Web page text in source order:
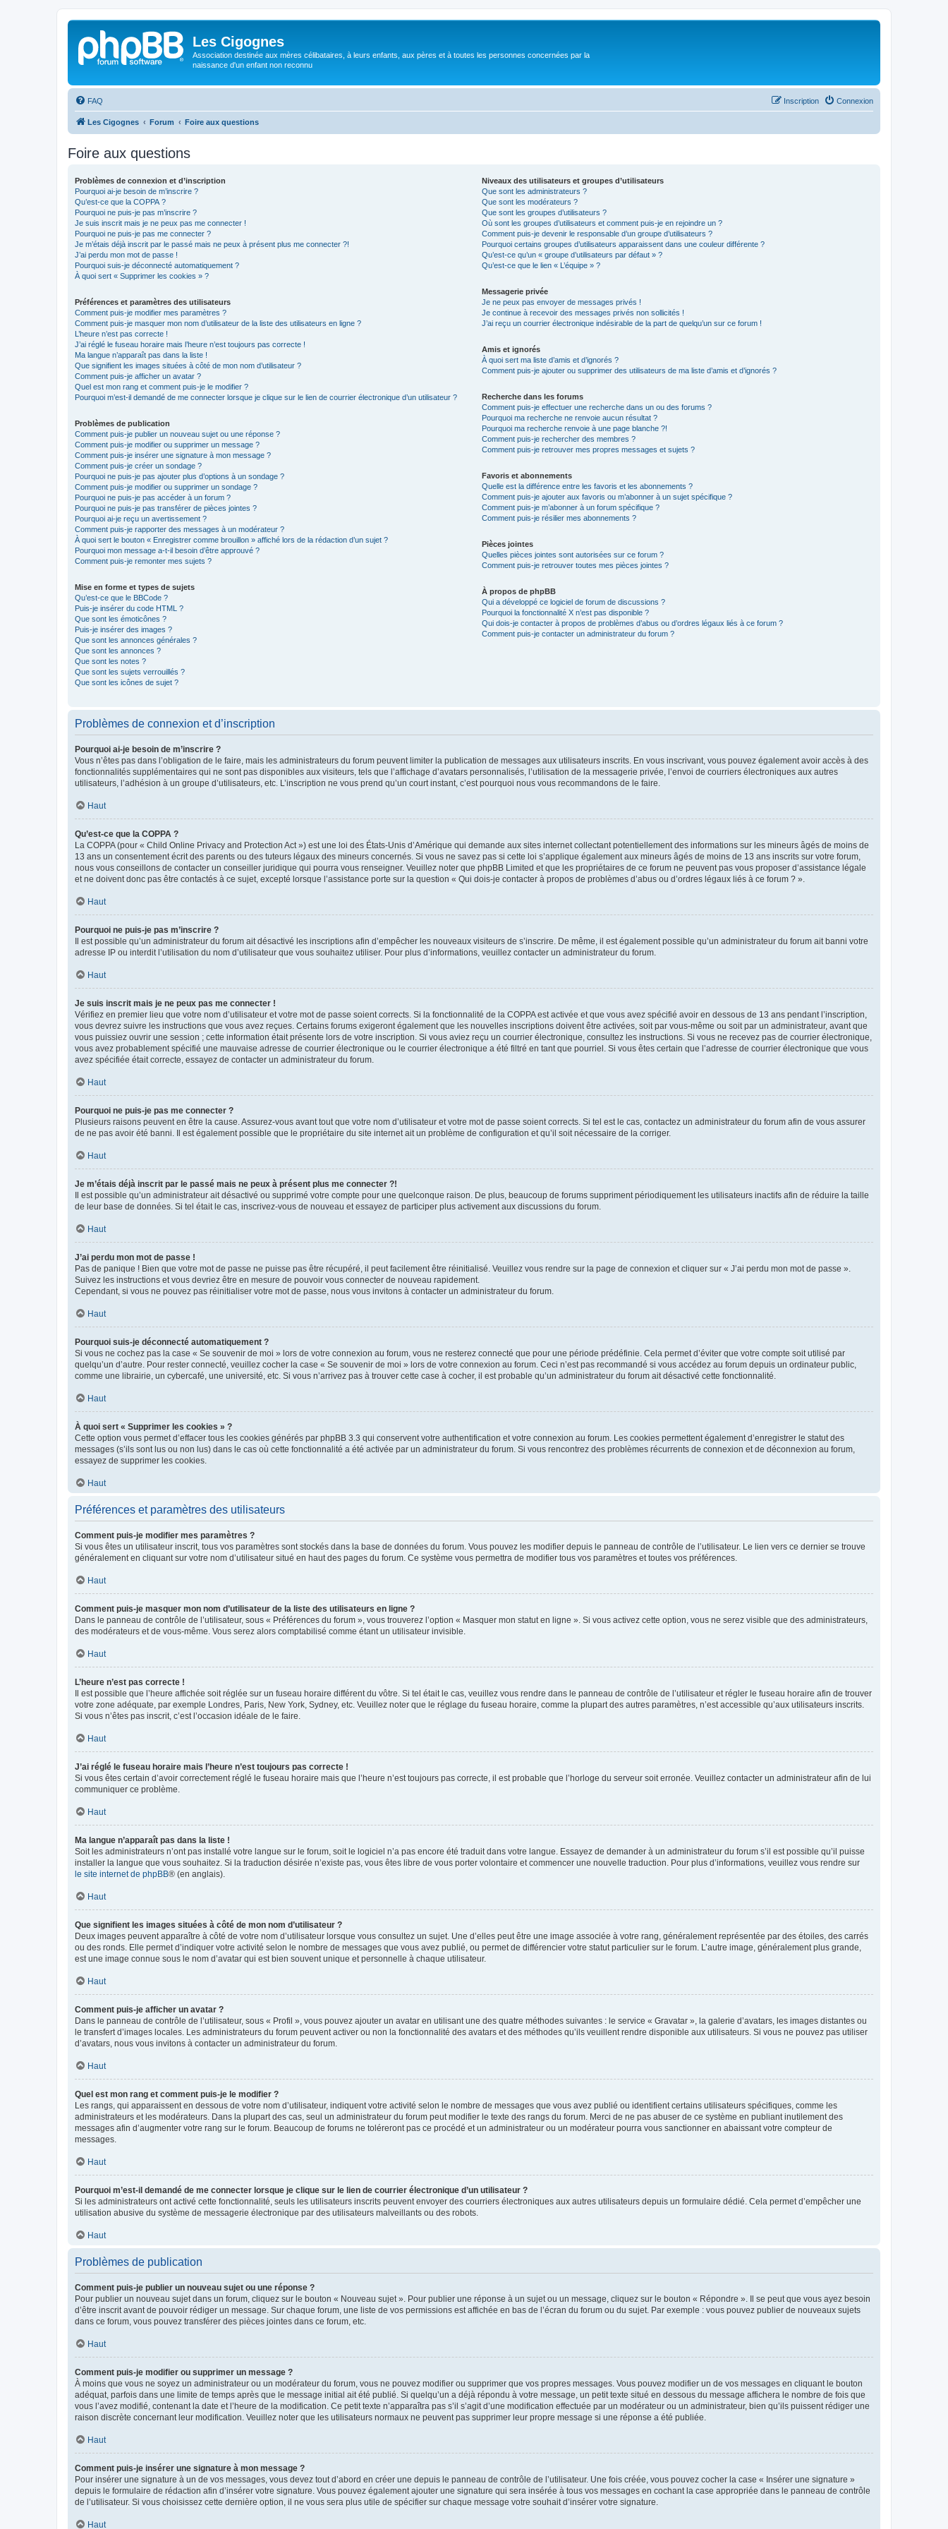
Les Cigognes
Association destinée aux mères célibataires, à leurs enfants, aux pères et à toutes les personnes concernées par la
naissance d'un enfant non reconnu
FAQ Connexion
Inscription
Les Cigognes Forum Foire aux questions
Foire aux questions
Problèmes de connexion et d’inscription
Pourquoi ai-je besoin de m’inscrire ?
Qu’est-ce que la COPPA ?
Pourquoi ne puis-je pas m’inscrire ?
Je suis inscrit mais je ne peux pas me connecter !
Pourquoi ne puis-je pas me connecter ?
Je m’étais déjà inscrit par le passé mais ne peux à présent plus me connecter ?!
J’ai perdu mon mot de passe !
Pourquoi suis-je déconnecté automatiquement ?
À quoi sert « Supprimer les cookies » ?
Préférences et paramètres des utilisateurs
Comment puis-je modifier mes paramètres ?
Comment puis-je masquer mon nom d’utilisateur de la liste des utilisateurs en ligne ?
L’heure n’est pas correcte !
J’ai réglé le fuseau horaire mais l’heure n’est toujours pas correcte !
Ma langue n’apparaît pas dans la liste !
Que signifient les images situées à côté de mon nom d’utilisateur ?
Comment puis-je afficher un avatar ?
Quel est mon rang et comment puis-je le modifier ?
Pourquoi m’est-il demandé de me connecter lorsque je clique sur le lien de courrier électronique d’un utilisateur ?
Problèmes de publication
Comment puis-je publier un nouveau sujet ou une réponse ?
Comment puis-je modifier ou supprimer un message ?
Comment puis-je insérer une signature à mon message ?
Comment puis-je créer un sondage ?
Pourquoi ne puis-je pas ajouter plus d’options à un sondage ?
Comment puis-je modifier ou supprimer un sondage ?
Pourquoi ne puis-je pas accéder à un forum ?
Pourquoi ne puis-je pas transférer de pièces jointes ?
Pourquoi ai-je reçu un avertissement ?
Comment puis-je rapporter des messages à un modérateur ?
À quoi sert le bouton « Enregistrer comme brouillon » affiché lors de la rédaction d’un sujet ?
Pourquoi mon message a-t-il besoin d’être approuvé ?
Comment puis-je remonter mes sujets ?
Mise en forme et types de sujets
Qu’est-ce que le BBCode ?
Puis-je insérer du code HTML ?
Que sont les émoticônes ?
Puis-je insérer des images ?
Que sont les annonces générales ?
Que sont les annonces ?
Que sont les notes ?
Que sont les sujets verrouillés ?
Que sont les icônes de sujet ?
Niveaux des utilisateurs et groupes d’utilisateurs
Que sont les administrateurs ?
Que sont les modérateurs ?
Que sont les groupes d’utilisateurs ?
Où sont les groupes d’utilisateurs et comment puis-je en rejoindre un ?
Comment puis-je devenir le responsable d’un groupe d’utilisateurs ?
Pourquoi certains groupes d’utilisateurs apparaissent dans une couleur différente ?
Qu’est-ce qu’un « groupe d’utilisateurs par défaut » ?
Qu’est-ce que le lien « L’équipe » ?
Messagerie privée
Je ne peux pas envoyer de messages privés !
Je continue à recevoir des messages privés non sollicités !
J’ai reçu un courrier électronique indésirable de la part de quelqu’un sur ce forum !
Amis et ignorés
À quoi sert ma liste d’amis et d’ignorés ?
Comment puis-je ajouter ou supprimer des utilisateurs de ma liste d’amis et d’ignorés ?
Recherche dans les forums
Comment puis-je effectuer une recherche dans un ou des forums ?
Pourquoi ma recherche ne renvoie aucun résultat ?
Pourquoi ma recherche renvoie à une page blanche ?!
Comment puis-je rechercher des membres ?
Comment puis-je retrouver mes propres messages et sujets ?
Favoris et abonnements
Quelle est la différence entre les favoris et les abonnements ?
Comment puis-je ajouter aux favoris ou m’abonner à un sujet spécifique ?
Comment puis-je m’abonner à un forum spécifique ?
Comment puis-je résilier mes abonnements ?
Pièces jointes
Quelles pièces jointes sont autorisées sur ce forum ?
Comment puis-je retrouver toutes mes pièces jointes ?
À propos de phpBB
Qui a développé ce logiciel de forum de discussions ?
Pourquoi la fonctionnalité X n’est pas disponible ?
Qui dois-je contacter à propos de problèmes d’abus ou d’ordres légaux liés à ce forum ?
Comment puis-je contacter un administrateur du forum ?
Problèmes de connexion et d’inscription
Pourquoi ai-je besoin de m’inscrire ?
Vous n’êtes pas dans l’obligation de le faire, mais les administrateurs du forum peuvent limiter la publication de messages aux utilisateurs inscrits. En vous inscrivant, vous pouvez également avoir accès à des
fonctionnalités supplémentaires qui ne sont pas disponibles aux visiteurs, tels que l’affichage d’avatars personnalisés, l’utilisation de la messagerie privée, l’envoi de courriers électroniques aux autres
utilisateurs, l’adhésion à un groupe d’utilisateurs, etc. L’inscription ne vous prend qu’un court instant, c’est pourquoi nous vous recommandons de le faire.
Haut
Qu’est-ce que la COPPA ?
La COPPA (pour « Child Online Privacy and Protection Act ») est une loi des États-Unis d’Amérique qui demande aux sites internet collectant potentiellement des informations sur les mineurs âgés de moins de
13 ans un consentement écrit des parents ou des tuteurs légaux des mineurs concernés. Si vous ne savez pas si cette loi s’applique également aux mineurs âgés de moins de 13 ans inscrits sur votre forum,
nous vous conseillons de contacter un conseiller juridique qui pourra vous renseigner. Veuillez noter que phpBB Limited et que les propriétaires de ce forum ne peuvent pas vous proposer d’assistance légale
et ne doivent donc pas être contactés à ce sujet, excepté lorsque l’assistance porte sur la question « Qui dois-je contacter à propos de problèmes d’abus ou d’ordres légaux liés à ce forum ? ».
Haut
Pourquoi ne puis-je pas m’inscrire ?
Il est possible qu’un administrateur du forum ait désactivé les inscriptions afin d’empêcher les nouveaux visiteurs de s’inscrire. De même, il est également possible qu’un administrateur du forum ait banni votre
adresse IP ou interdit l’utilisation du nom d’utilisateur que vous souhaitez utiliser. Pour plus d’informations, veuillez contacter un administrateur du forum.
Haut
Je suis inscrit mais je ne peux pas me connecter !
Vérifiez en premier lieu que votre nom d’utilisateur et votre mot de passe soient corrects. Si la fonctionnalité de la COPPA est activée et que vous avez spécifié avoir en dessous de 13 ans pendant l’inscription,
vous devrez suivre les instructions que vous avez reçues. Certains forums exigeront également que les nouvelles inscriptions doivent être activées, soit par vous-même ou soit par un administrateur, avant que
vous puissiez ouvrir une session ; cette information était présente lors de votre inscription. Si vous aviez reçu un courrier électronique, consultez les instructions. Si vous ne recevez pas de courrier électronique,
vous avez probablement spécifié une mauvaise adresse de courrier électronique ou le courrier électronique a été filtré en tant que pourriel. Si vous êtes certain que l’adresse de courrier électronique que vous
avez spécifiée était correcte, essayez de contacter un administrateur du forum.
Haut
Pourquoi ne puis-je pas me connecter ?
Plusieurs raisons peuvent en être la cause. Assurez-vous avant tout que votre nom d’utilisateur et votre mot de passe soient corrects. Si tel est le cas, contactez un administrateur du forum afin de vous assurer
de ne pas avoir été banni. Il est également possible que le propriétaire du site internet ait un problème de configuration et qu’il soit nécessaire de la corriger.
Haut
Je m’étais déjà inscrit par le passé mais ne peux à présent plus me connecter ?!
Il est possible qu’un administrateur ait désactivé ou supprimé votre compte pour une quelconque raison. De plus, beaucoup de forums suppriment périodiquement les utilisateurs inactifs afin de réduire la taille
de leur base de données. Si tel était le cas, inscrivez-vous de nouveau et essayez de participer plus activement aux discussions du forum.
Haut
J’ai perdu mon mot de passe !
Pas de panique ! Bien que votre mot de passe ne puisse pas être récupéré, il peut facilement être réinitialisé. Veuillez vous rendre sur la page de connexion et cliquer sur « J’ai perdu mon mot de passe ».
Suivez les instructions et vous devriez être en mesure de pouvoir vous connecter de nouveau rapidement.
Cependant, si vous ne pouvez pas réinitialiser votre mot de passe, nous vous invitons à contacter un administrateur du forum.
Haut
Pourquoi suis-je déconnecté automatiquement ?
Si vous ne cochez pas la case « Se souvenir de moi » lors de votre connexion au forum, vous ne resterez connecté que pour une période prédéfinie. Cela permet d’éviter que votre compte soit utilisé par
quelqu’un d’autre. Pour rester connecté, veuillez cocher la case « Se souvenir de moi » lors de votre connexion au forum. Ceci n’est pas recommandé si vous accédez au forum depuis un ordinateur public,
comme une librairie, un cybercafé, une université, etc. Si vous n’arrivez pas à trouver cette case à cocher, il est probable qu’un administrateur du forum ait désactivé cette fonctionnalité.
Haut
À quoi sert « Supprimer les cookies » ?
Cette option vous permet d’effacer tous les cookies générés par phpBB 3.3 qui conservent votre authentification et votre connexion au forum. Les cookies permettent également d’enregistrer le statut des
messages (s’ils sont lus ou non lus) dans le cas où cette fonctionnalité a été activée par un administrateur du forum. Si vous rencontrez des problèmes récurrents de connexion et de déconnexion au forum,
essayez de supprimer les cookies.
Haut
Préférences et paramètres des utilisateurs
Comment puis-je modifier mes paramètres ?
Si vous êtes un utilisateur inscrit, tous vos paramètres sont stockés dans la base de données du forum. Vous pouvez les modifier depuis le panneau de contrôle de l’utilisateur. Le lien vers ce dernier se trouve
généralement en cliquant sur votre nom d’utilisateur situé en haut des pages du forum. Ce système vous permettra de modifier tous vos paramètres et toutes vos préférences.
Haut
Comment puis-je masquer mon nom d’utilisateur de la liste des utilisateurs en ligne ?
Dans le panneau de contrôle de l’utilisateur, sous « Préférences du forum », vous trouverez l’option « Masquer mon statut en ligne ». Si vous activez cette option, vous ne serez visible que des administrateurs,
des modérateurs et de vous-même. Vous serez alors comptabilisé comme étant un utilisateur invisible.
Haut
L’heure n’est pas correcte !
Il est possible que l’heure affichée soit réglée sur un fuseau horaire différent du vôtre. Si tel était le cas, veuillez vous rendre dans le panneau de contrôle de l’utilisateur et régler le fuseau horaire afin de trouver
votre zone adéquate, par exemple Londres, Paris, New York, Sydney, etc. Veuillez noter que le réglage du fuseau horaire, comme la plupart des autres paramètres, n’est accessible qu’aux utilisateurs inscrits.
Si vous n’êtes pas inscrit, c’est l’occasion idéale de le faire.
Haut
J’ai réglé le fuseau horaire mais l’heure n’est toujours pas correcte !
Si vous êtes certain d’avoir correctement réglé le fuseau horaire mais que l’heure n’est toujours pas correcte, il est probable que l’horloge du serveur soit erronée. Veuillez contacter un administrateur afin de lui
communiquer ce problème.
Haut
Ma langue n’apparaît pas dans la liste !
Soit les administrateurs n’ont pas installé votre langue sur le forum, soit le logiciel n’a pas encore été traduit dans votre langue. Essayez de demander à un administrateur du forum s’il est possible qu’il puisse
installer la langue que vous souhaitez. Si la traduction désirée n’existe pas, vous êtes libre de vous porter volontaire et commencer une nouvelle traduction. Pour plus d’informations, veuillez vous rendre sur
le site internet de phpBB® (en anglais).
Haut
Que signifient les images situées à côté de mon nom d’utilisateur ?
Deux images peuvent apparaître à côté de votre nom d’utilisateur lorsque vous consultez un sujet. Une d’elles peut être une image associée à votre rang, généralement représentée par des étoiles, des carrés
ou des ronds. Elle permet d’indiquer votre activité selon le nombre de messages que vous avez publié, ou permet de différencier votre statut particulier sur le forum. L’autre image, généralement plus grande,
est une image connue sous le nom d’avatar qui est bien souvent unique et personnelle à chaque utilisateur.
Haut
Comment puis-je afficher un avatar ?
Dans le panneau de contrôle de l’utilisateur, sous « Profil », vous pouvez ajouter un avatar en utilisant une des quatre méthodes suivantes : le service « Gravatar », la galerie d’avatars, les images distantes ou
le transfert d’images locales. Les administrateurs du forum peuvent activer ou non la fonctionnalité des avatars et des méthodes qu’ils veuillent rendre disponible aux utilisateurs. Si vous ne pouvez pas utiliser
d’avatars, nous vous invitons à contacter un administrateur du forum.
Haut
Quel est mon rang et comment puis-je le modifier ?
Les rangs, qui apparaissent en dessous de votre nom d’utilisateur, indiquent votre activité selon le nombre de messages que vous avez publié ou identifient certains utilisateurs spécifiques, comme les
administrateurs et les modérateurs. Dans la plupart des cas, seul un administrateur du forum peut modifier le texte des rangs du forum. Merci de ne pas abuser de ce système en publiant inutilement des
messages afin d’augmenter votre rang sur le forum. Beaucoup de forums ne toléreront pas ce procédé et un administrateur ou un modérateur pourra vous sanctionner en abaissant votre compteur de
messages.
Haut
Pourquoi m’est-il demandé de me connecter lorsque je clique sur le lien de courrier électronique d’un utilisateur ?
Si les administrateurs ont activé cette fonctionnalité, seuls les utilisateurs inscrits peuvent envoyer des courriers électroniques aux autres utilisateurs depuis un formulaire dédié. Cela permet d’empêcher une
utilisation abusive du système de messagerie électronique par des utilisateurs malveillants ou des robots.
Haut
Problèmes de publication
Comment puis-je publier un nouveau sujet ou une réponse ?
Pour publier un nouveau sujet dans un forum, cliquez sur le bouton « Nouveau sujet ». Pour publier une réponse à un sujet ou un message, cliquez sur le bouton « Répondre ». Il se peut que vous ayez besoin
d’être inscrit avant de pouvoir rédiger un message. Sur chaque forum, une liste de vos permissions est affichée en bas de l’écran du forum ou du sujet. Par exemple : vous pouvez publier de nouveaux sujets
dans ce forum, vous pouvez transférer des pièces jointes dans ce forum, etc.
Haut
Comment puis-je modifier ou supprimer un message ?
À moins que vous ne soyez un administrateur ou un modérateur du forum, vous ne pouvez modifier ou supprimer que vos propres messages. Vous pouvez modifier un de vos messages en cliquant le bouton
adéquat, parfois dans une limite de temps après que le message initial ait été publié. Si quelqu’un a déjà répondu à votre message, un petit texte situé en dessous du message affichera le nombre de fois que
vous l’avez modifié, contenant la date et l’heure de la modification. Ce petit texte n’apparaîtra pas s’il s’agit d’une modification effectuée par un modérateur ou un administrateur, bien qu’ils puissent rédiger une
raison discrète concernant leur modification. Veuillez noter que les utilisateurs normaux ne peuvent pas supprimer leur propre message si une réponse a été publiée.
Haut
Comment puis-je insérer une signature à mon message ?
Pour insérer une signature à un de vos messages, vous devez tout d’abord en créer une depuis le panneau de contrôle de l’utilisateur. Une fois créée, vous pouvez cocher la case « Insérer une signature »
depuis le formulaire de rédaction afin d’insérer votre signature. Vous pouvez également ajouter une signature qui sera insérée à tous vos messages en cochant la case appropriée dans le panneau de contrôle
de l’utilisateur. Si vous choisissez cette dernière option, il ne vous sera plus utile de spécifier sur chaque message votre souhait d’insérer votre signature.
Haut